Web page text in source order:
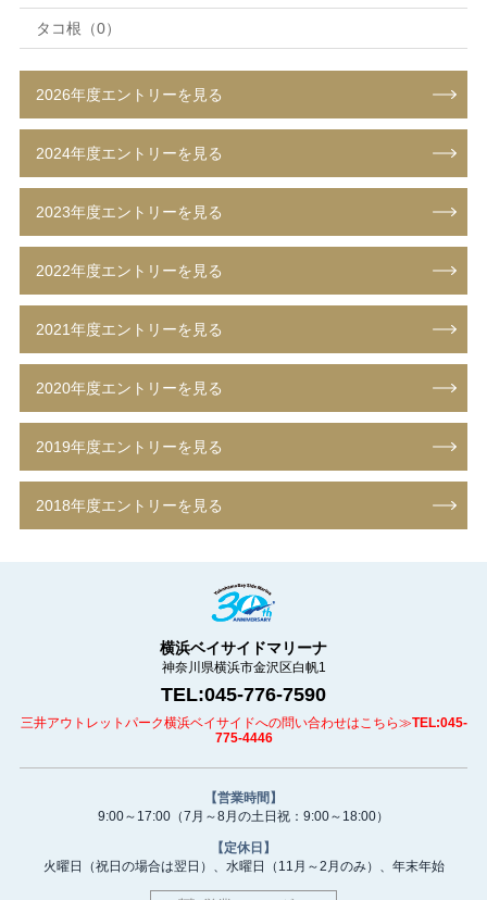
タコ根（0）
2026年度エントリーを見る
2024年度エントリーを見る
2023年度エントリーを見る
2022年度エントリーを見る
2021年度エントリーを見る
2020年度エントリーを見る
2019年度エントリーを見る
2018年度エントリーを見る
横浜ベイサイドマリーナ
神奈川県横浜市金沢区白帆1
TEL:045-776-7590
三井アウトレットパーク横浜ベイサイドへの問い合わせはこちら≫TEL:045-
775-4446
【営業時間】
9:00～17:00 （7月～8月の土日祝：9:00～18:00）
【定休日】
火曜日（祝日の場合は翌日）、 水曜日（11月～2月のみ）、 年末年始